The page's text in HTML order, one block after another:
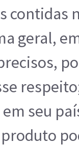
contidas
geral,
seu